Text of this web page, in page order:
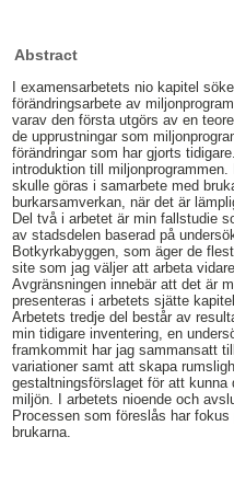
Abstract
I examensarbetets nio kapitel
förändringsarbete av
varav den första utgörs av en
de upprustningar som
förändringar som har gjorts
introduktion till
skulle göras i samarbete med
burkarsamverkan, när det är
Del två i arbetet är min fallstudie
av stadsdelen baserad på
Botkyrkabyggen, som äger de
site som jag väljer att arbeta
Avgränsningen innebär att det är
presenteras i arbetets sjätte
Arbetets tredje del består av
min tidigare inventering, en
framkommit har jag sammansatt
variationer samt att skapa
gestaltningsförslaget för att
miljön. I arbetets nioende och
Processen som föreslås har
brukarna.